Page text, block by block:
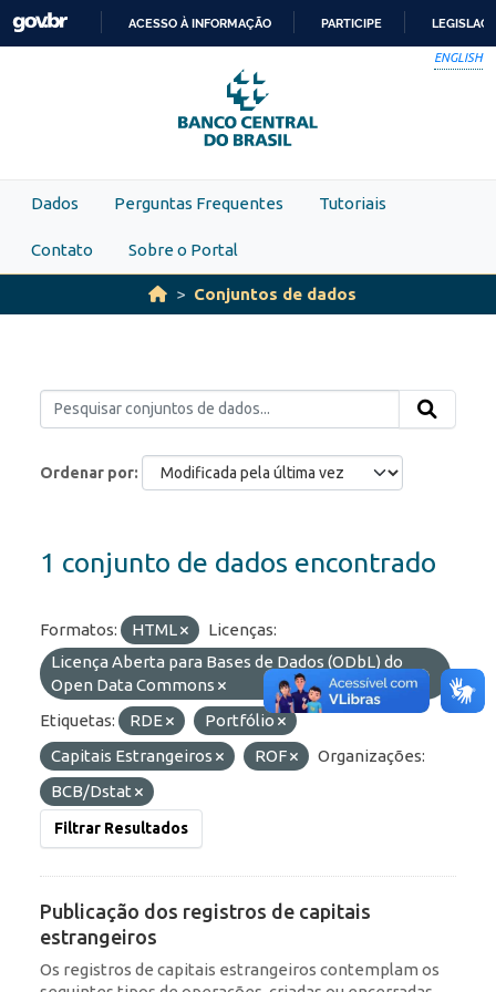
Skip to main content
PARA
O
CONTEÚDO
ACESSO À INFORMAÇÃO PARTICIPE
ENGLISH
Dados Perguntas Frequentes Tutoriais
Contato Sobre o Portal
Conjuntos de dados
Ordenar por
1 conjunto de dados encontrado
Formatos: HTML
Licenças:
Licença Aberta para Bases de Dados (ODbL) do
Open Data Commons
Etiquetas:
RDE
Portfólio
Capitais Estrangeiros
ROF
Organizações:
BCB/Dstat
Filtrar Resultados
Publicação dos registros de capitais
estrangeiros
Os registros de capitais estrangeiros contemplam os